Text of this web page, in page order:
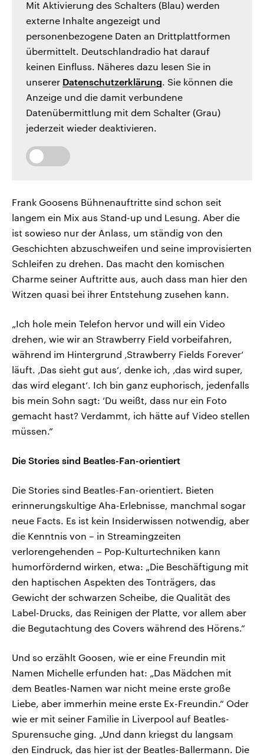
Mit Aktivierung des Schalters (Blau) werden
externe Inhalte angezeigt und
personenbezogene Daten an Drittplattformen
übermittelt. Deutschlandradio hat darauf
keinen Einfluss. Näheres dazu lesen Sie in
unserer Datenschutzerklärung. Sie können die
Anzeige und die damit verbundene
Datenübermittlung mit dem Schalter (Grau)
jederzeit wieder deaktivieren.
Frank Goosens Bühnenauftritte sind schon seit
langem ein Mix aus Stand-up und Lesung. Aber die
ist sowieso nur der Anlass, um ständig von den
Geschichten abzuschweifen und seine improvisierten
Schleifen zu drehen. Das macht den komischen
Charme seiner Auftritte aus, auch dass man hier den
Witzen quasi bei ihrer Entstehung zusehen kann.
„Ich hole mein Telefon hervor und will ein Video
drehen, wie wir an Strawberry Field vorbeifahren,
während im Hintergrund ‚Strawberry Fields Forever‘
läuft. ‚Das sieht gut aus‘, denke ich, ‚das wird super,
das wird elegant‘. Ich bin ganz euphorisch, jedenfalls
bis mein Sohn sagt: ‘Du weißt, dass nur ein Foto
gemacht hast? Verdammt, ich hätte auf Video stellen
müssen.“
Die Stories sind Beatles-Fan-orientiert
Die Stories sind Beatles-Fan-orientiert. Bieten
erinnerungskultige Aha-Erlebnisse, manchmal sogar
neue Facts. Es ist kein Insiderwissen notwendig, aber
die Kenntnis von – in Streamingzeiten
verlorengehenden – Pop-Kulturtechniken kann
humorfördernd wirken, etwa: „Die Beschäftigung mit
den haptischen Aspekten des Tonträgers, das
Gewicht der schwarzen Scheibe, die Qualität des
Label-Drucks, das Reinigen der Platte, vor allem aber
die Begutachtung des Covers während des Hörens.“
Und so erzählt Goosen, wie er eine Freundin mit
Namen Michelle erfunden hat: „Das Mädchen mit
dem Beatles-Namen war nicht meine erste große
Liebe, aber immerhin meine erste Ex-Freundin.“ Oder
wie er mit seiner Familie in Liverpool auf Beatles-
Spurensuche ging. „Und dann kriegst du langsam
den Eindruck, das hier ist der Beatles-Ballermann. Die